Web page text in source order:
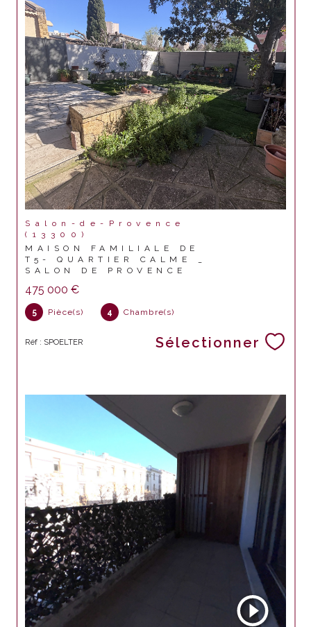
Salon-de-Provence
(13300)
MAISON FAMILIALE DE
T5- QUARTIER CALME _
SALON DE PROVENCE
475 000 €
5 Pièce(s) 4 Chambre(s)
Réf : SPOELTER Sélectionner